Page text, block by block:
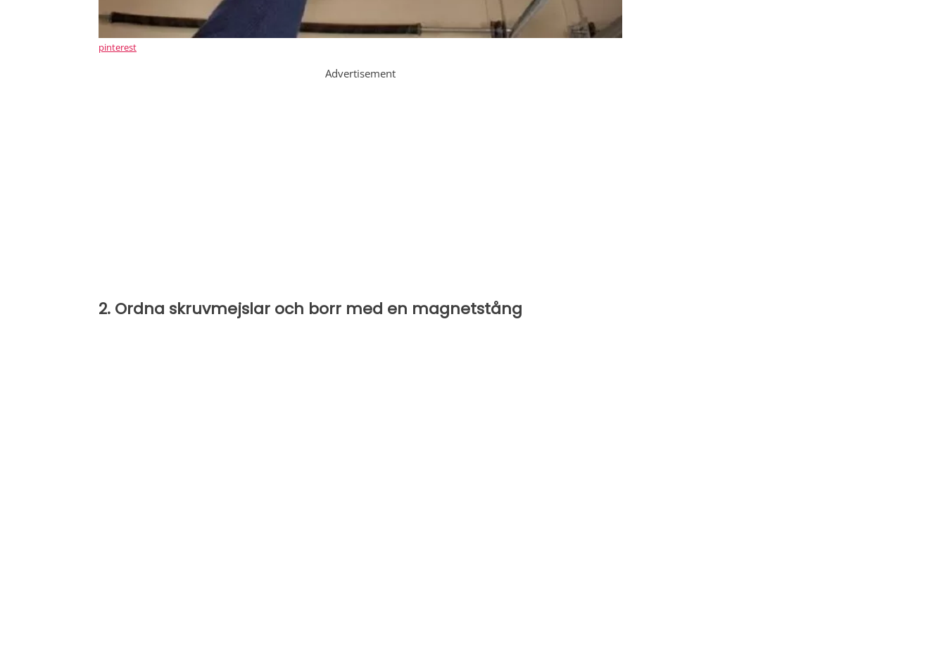
pinterest
Advertisement
2. Ordna skruvmejslar och borr med en magnetstång